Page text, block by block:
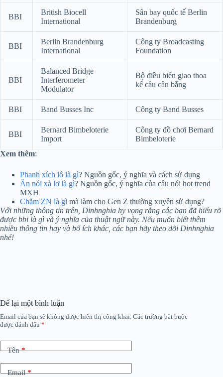
BBI
British Biocell
International
Sân bay quốc tế Berlin
Brandenburg
BBI
Berlin Brandenburg
International
Công ty Broadcasting
Foundation
BBI
Balanced Bridge
Interferometer
Modulator
Bộ điều biến giao thoa
kế cầu cân bằng
BBI Band Busses Inc Công ty Band Busses
BBI
Bernard Bimbeloterie
Import
Công ty đồ chơi Bernard
Bimbeloterie
Xem thêm:
Phanh xích lô là gì? Nguồn gốc, ý nghĩa và cách sử dụng
Ăn nói xà lơ là gì? Nguồn gốc, ý nghĩa của câu nói hot trend
MXH
Chằm ZN là gì mà làm cho Gen Z thường xuyên sử dụng?
Với những thông tin trên, Dinhnghia hy vọng rằng các bạn đã hiểu rõ
được bbi là gì và ý nghĩa của thuật ngữ này. Nếu muốn biết thêm
nhiều thông tin hay và bổ ích khác, các bạn hãy theo dõi Dinhnghia
nhé!
Để lại một bình luận
Email của bạn sẽ không được hiển thị công khai. Các trường bắt buộc
được đánh dấu *
Tên*
Email*